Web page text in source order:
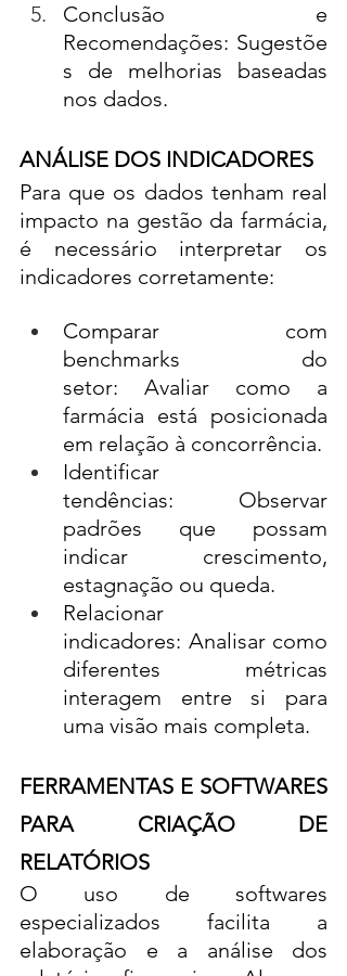
Conclusão e
Recomendações: Sugestõe
s de melhorias baseadas
nos dados.
ANÁLISE DOS INDICADORES
Para que os dados tenham real
impacto na gestão da farmácia,
é necessário interpretar os
indicadores corretamente:
Comparar com
benchmarks do
setor: Avaliar como a
farmácia está posicionada
em relação à concorrência.
Identificar
tendências: Observar
padrões que possam
indicar crescimento,
estagnação ou queda.
Relacionar
indicadores: Analisar como
diferentes métricas
interagem entre si para
uma visão mais completa.
FERRAMENTAS E SOFTWARES
PARA CRIAÇÃO DE
RELATÓRIOS
O uso de softwares
especializados facilita a
elaboração e a análise dos